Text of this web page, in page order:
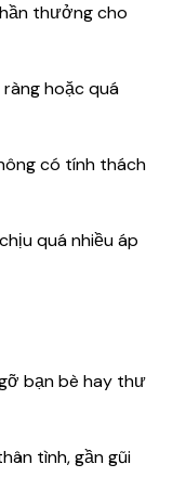
thưởng cho
hoặc quá
có tính thách
quá nhiều áp
bạn bè hay thư
tình, gần gũi